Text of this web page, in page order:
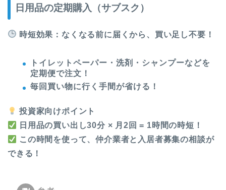
日用品の定期購入（サブスク）
時短効果：なくなる前に届くから、買い足し不要！
トイレットペーパー・洗剤・シャンプーなどを
定期便で注文！
毎回買い物に行く手間が省ける！
投資家向けポイント
日用品の買い出し30分 × 月2回 = 1時間の時短！
この時間を使って、仲介業者と入居者募集の相談が
できる！